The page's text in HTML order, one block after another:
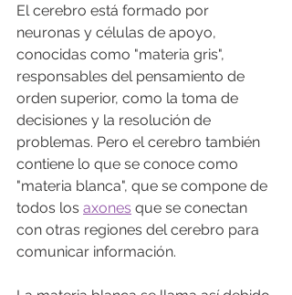
El cerebro está formado por
neuronas y células de apoyo,
conocidas como "materia gris",
responsables del pensamiento de
orden superior, como la toma de
decisiones y la resolución de
problemas. Pero el cerebro también
contiene lo que se conoce como
"materia blanca", que se compone de
todos los axones que se conectan
con otras regiones del cerebro para
comunicar información.